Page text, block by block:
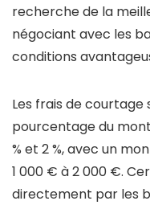
recherche de la
négociant avec les
conditions
Les frais de
pourcentage du
% et 2 %, avec un
1 000 € à 2 000 €.
directement par les